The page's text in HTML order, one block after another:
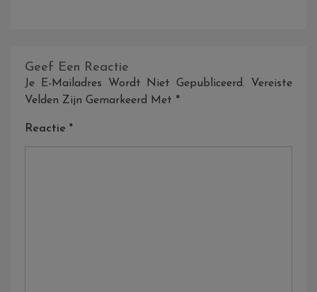
Geef Een Reactie
Je E-Mailadres Wordt Niet Gepubliceerd.
Vereiste
Velden Zijn Gemarkeerd Met *
Reactie *